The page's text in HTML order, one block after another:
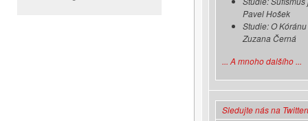
Pavel Hošek
Studie: O
Zuzana Černá
... A mnoho dalšího ...
Sledujte nás na